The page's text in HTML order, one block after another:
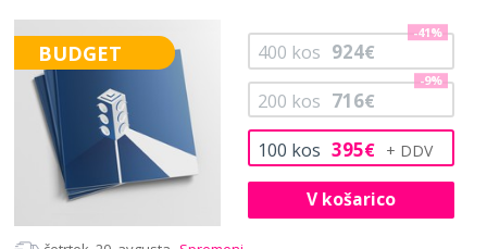
BUDGET
100 kos 395€
200 kos 716€
-9%
400 kos 924€
-41%
V košarico